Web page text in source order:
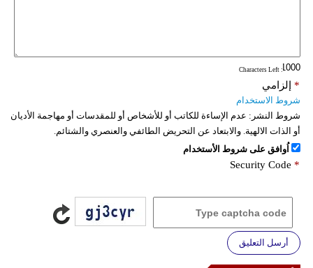
: Characters Left
إلزامي *
شروط الاستخدام
شروط النشر: عدم الإساءة للكاتب أو للأشخاص أو للمقدسات أو مهاجمة الأديان
أو الذات الالهية. والابتعاد عن التحريض الطائفي والعنصري والشتائم.
اُوافق على شروط الأستخدام
Security Code *
أرسل التعليق